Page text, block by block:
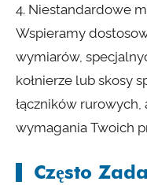
4. Niestandardowe
Wspieramy
wymiarów,
kołnierze lub skosy
łączników rurowych,
wymagania Twoich
Często